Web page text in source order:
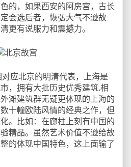
的，如果西安的阿房宫，古长
会选后者，恢弘大气不逊故
更有说服力和震撼力。
对应北京的明清代表，上海是
，拥有大批历史优秀建筑.相
滩建筑群无疑更体现的上海的
十幢欧陆风情的经典之作，但
。比如：在廊柱上刻有中国的
精品。虽然艺术价值不逊给故
的体现中国特色，这上面输了